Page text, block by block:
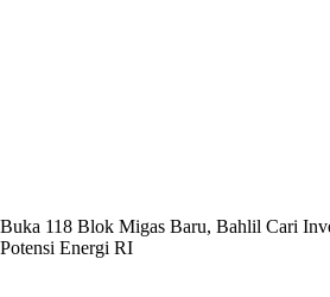
Buka 118 Blok Migas Baru, Bahlil Cari
Potensi Energi RI